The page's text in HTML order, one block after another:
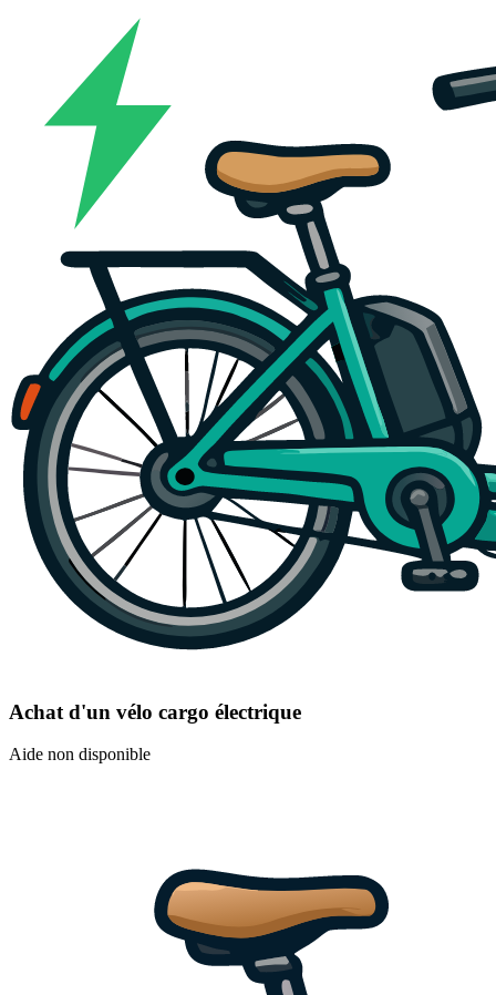
Achat d'un vélo cargo électrique
Aide non disponible